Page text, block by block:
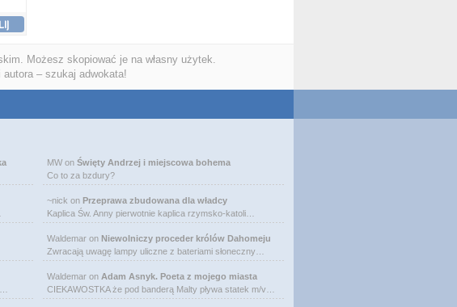
Możesz skopiować je na własny użytek.
– szukaj adwokata!
MW on Święty Andrzej i miejscowa bohema
Co to za bzdury?
~nick on Przeprawa zbudowana dla władcy
Kaplica Św. Anny pierwotnie kaplica rzymsko-katoli…
Waldemar on Niewolniczy proceder królów Dahomeju
Zwracają uwagę lampy uliczne z bateriami słoneczny…
Waldemar on Adam Asnyk. Poeta z mojego miasta
CIEKAWOSTKA że pod banderą Malty pływa statek m/v…